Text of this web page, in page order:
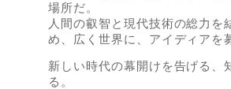
場所だ。
人間の叡智と現代技術の総力
め、広く世界に、アイディアを
新しい時代の幕開けを告げる、
る。